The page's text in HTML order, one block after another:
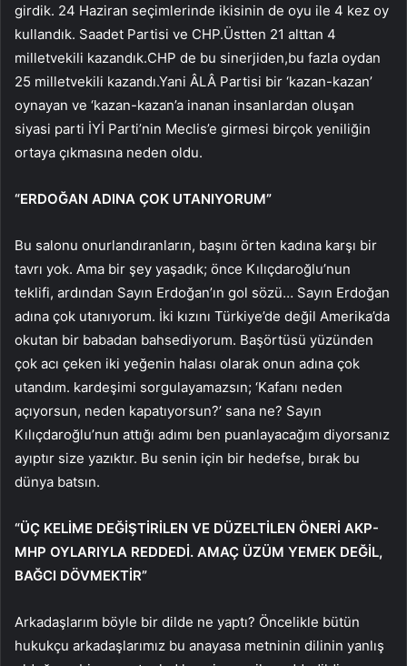
girdik. 24 Haziran seçimlerinde ikisinin de oyu ile 4 kez oy
kullandık. Saadet Partisi ve CHP.Üstten 21 alttan 4
milletvekili kazandık.CHP de bu sinerjiden,bu fazla oydan
25 milletvekili kazandı.Yani ÂLÂ Partisi bir ‘kazan-kazan’
oynayan ve ‘kazan-kazan’a inanan insanlardan oluşan
siyasi parti İYİ Parti’nin Meclis’e girmesi birçok yeniliğin
ortaya çıkmasına neden oldu.
“ERDOĞAN ADINA ÇOK UTANIYORUM”
Bu salonu onurlandıranların, başını örten kadına karşı bir
tavrı yok. Ama bir şey yaşadık; önce Kılıçdaroğlu’nun
teklifi, ardından Sayın Erdoğan’ın gol sözü… Sayın Erdoğan
adına çok utanıyorum. İki kızını Türkiye’de değil Amerika’da
okutan bir babadan bahsediyorum. Başörtüsü yüzünden
çok acı çeken iki yeğenin halası olarak onun adına çok
utandım. kardeşimi sorgulayamazsın; ‘Kafanı neden
açıyorsun, neden kapatıyorsun?’ sana ne? Sayın
Kılıçdaroğlu’nun attığı adımı ben puanlayacağım diyorsanız
ayıptır size yazıktır. Bu senin için bir hedefse, bırak bu
dünya batsın.
“ÜÇ KELİME DEĞİŞTİRİLEN VE DÜZELTİLEN ÖNERİ AKP-
MHP OYLARIYLA REDDEDİ. AMAÇ ÜZÜM YEMEK DEĞİL,
BAĞCI DÖVMEKTİR”
Arkadaşlarım böyle bir dilde ne yaptı? Öncelikle bütün
hukukçu arkadaşlarımız bu anayasa metninin dilinin yanlış